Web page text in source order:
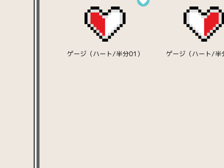
ゲージ（ハート/半分01） ゲージ（ハート/半